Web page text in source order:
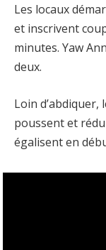
Les locaux
et inscrivent
minutes. Yaw
deux.
Loin
poussent et
égalisent en